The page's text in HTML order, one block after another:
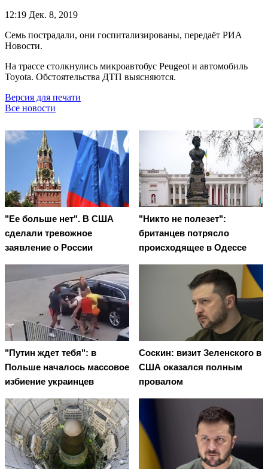
12:19 Дек. 8, 2019
Семь пострадали, они госпитализированы, передаёт РИА
Новости.
На трассе столкнулись микроавтобус Peugeot и автомобиль
Toyota. Обстоятельства ДТП выясняются.
Версия для печати
Все новости
"Ее больше нет". В США
сделали тревожное
заявление о России
"Никто не полезет":
британцев потрясло
происходящее в Одессе
"Путин ждет тебя": в
Польше началось массовое
избиение украинцев
Соскин: визит Зеленского в
США оказался полным
провалом